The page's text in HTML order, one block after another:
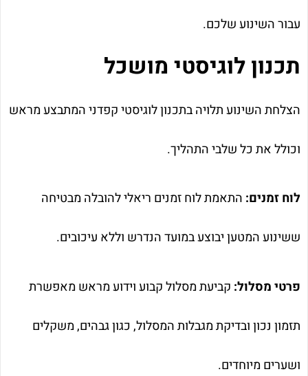
עבור השינוע שלכם.
תכנון לוגיסטי מושכל
הצלחת השינוע תלויה בתכנון לוגיסטי קפדני המתבצע מראש
וכולל את כל שלבי התהליך.
לוח זמנים: התאמת לוח זמנים ריאלי להובלה מבטיחה
ששינוע המטען יבוצע במועד הנדרש וללא עיכובים.
פרטי מסלול: קביעת מסלול קבוע וידוע מראש מאפשרת
תזמון נכון ובדיקת מגבלות המסלול, כגון גבהים, משקלים
ושערים מיוחדים.